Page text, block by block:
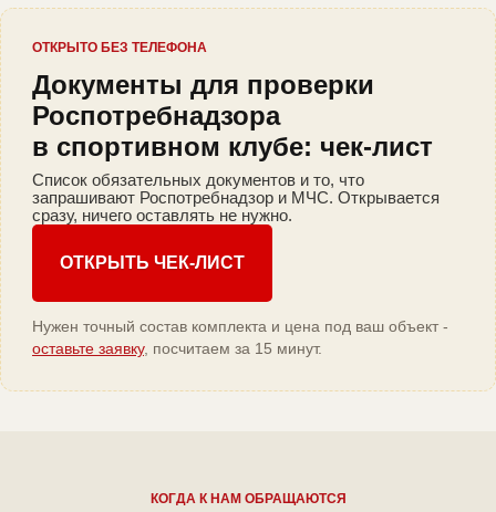
ОТКРЫТО БЕЗ ТЕЛЕФОНА
Документы для проверки
Роспотребнадзора
в спортивном клубе: чек-лист
Список обязательных документов и то, что
запрашивают Роспотребнадзор и МЧС. Открывается
сразу, ничего оставлять не нужно.
ОТКРЫТЬ ЧЕК-ЛИСТ
Нужен точный состав комплекта и цена под ваш объект -
оставьте заявку, посчитаем за 15 минут.
КОГДА К НАМ ОБРАЩАЮТСЯ